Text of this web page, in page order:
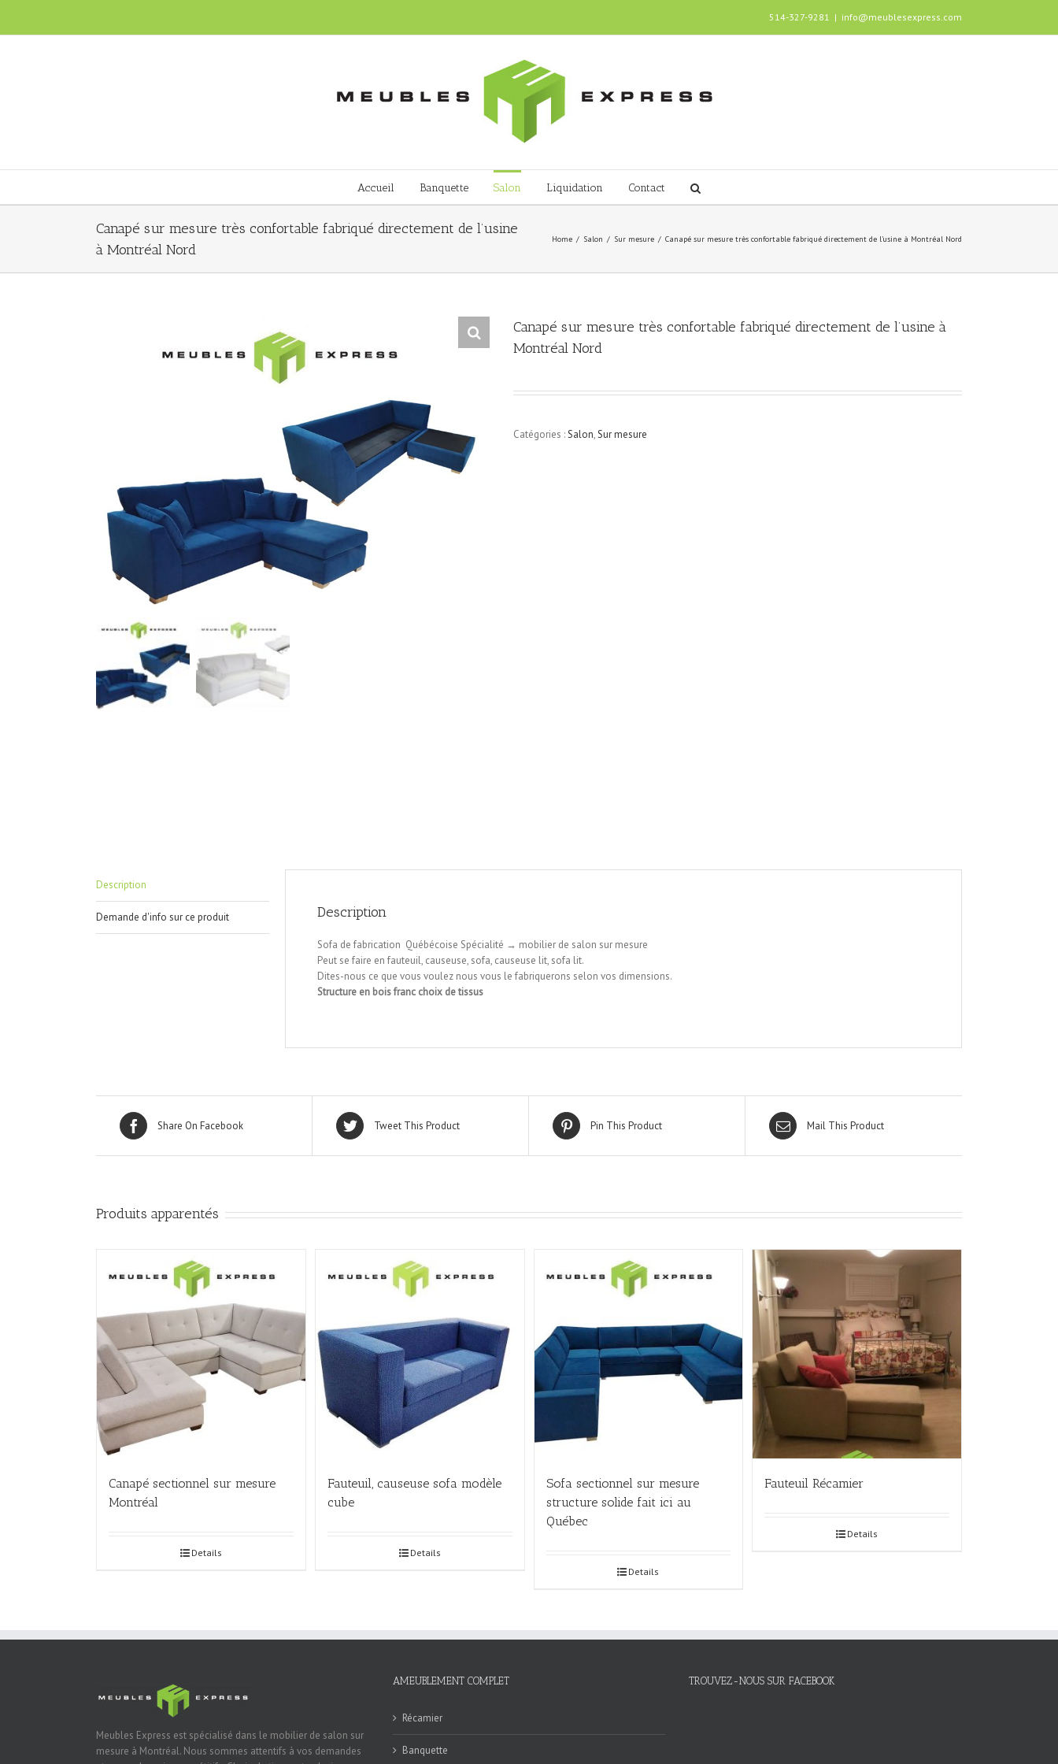
514-327-9281 | info@meublesexpress.com
Accueil Banquette Salon Liquidation Contact
Canapé sur mesure très confortable fabriqué directement de l’usine
à Montréal Nord
Home / Salon / Sur mesure / Canapé sur mesure très confortable fabriqué directement de l’usine à Montréal Nord
Canapé sur mesure très confortable fabriqué directement de l’usine à
Montréal Nord
Catégories :Salon,Sur mesure
Description
Demande d'info sur ce produit Description
Sofa de fabrication Québécoise Spécialité → mobilier de salon sur mesure
Peut se faire en fauteuil, causeuse, sofa, causeuse lit, sofa lit.
Dites-nous ce que vous voulez nous vous le fabriquerons selon vos dimensions.
Structure en bois franc choix de tissus
Share On Facebook Tweet This Product Pin This Product Mail This Product
Produits apparentés
Canapé sectionnel sur mesure
Montréal
Details
Fauteuil, causeuse sofa modèle
cube
Details
Sofa sectionnel sur mesure
structure solide fait ici au
Québec
Details
Fauteuil Récamier
Details
Meubles Express est spécialisé dans le mobilier de salon sur
mesure à Montréal. Nous sommes attentifs à vos demandes
AMEUBLEMENT COMPLET
Récamier
Banquette
TROUVEZ-NOUS SUR FACEBOOK